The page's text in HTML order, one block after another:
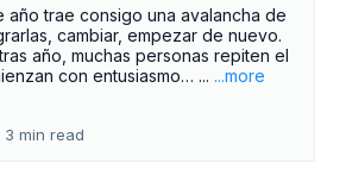
año trae consigo una avalancha de
cambiar, empezar de nuevo.
año, muchas personas repiten el
con entusiasmo… ... ...more
3 min read